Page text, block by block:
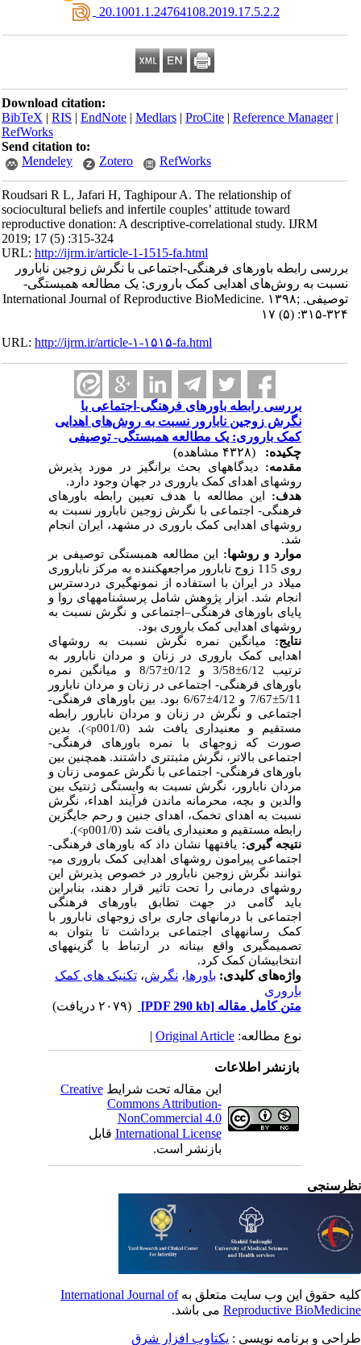
‎ 20.1001.1.24764108.2019.17.5.2.2
Download citation:
BibTeX|RIS|EndNote|Medlars|ProCite|Reference Manager
RefWorks
Send citation to:
Mendeley
Zotero RefWorks
Roudsari R L, Jafari H, Taghipour A. The relationship of
sociocultural beliefs and infertile couples’ attitude toward
reproductive donation: A descriptive-correlational study. IJRM
2019; 17 (5) :315-324
URL:http://ijrm.ir/article-1-1515-fa.html
بررسی رابطه باورهای فرهنگی-اجتماعی با نگرش زوجین نابارور
نسبت به روش‌های اهدایی کمک باروری: یک مطالعه همبستگی-
توصیفی. International Journal of Reproductive BioMedicine. ۱۳۹۸;
۱۷ (۵) :۳۱۵-۳۲۴
URL:http://ijrm.ir/article-۱-۱۵۱۵-fa.html
بررسی رابطه باورهای فرهنگی-اجتماعی با
نگرش زوجین نابارور نسبت به روش‌های اهدایی
کمک باروری: یک مطالعه همبستگی- توصیفی
چکیده:
مقدمه:دیدگاه­های بحث برانگیز در مورد پذیرش
روش­های اهدای کمک باروری در جهان وجود دارد.
هدف:این مطالعه با هدف تعیین رابطه باورهای
فرهنگی- اجتماعی با نگرش زوجین نابارور نسبت به
روش­های اهدایی کمک باروری در مشهد، ایران انجام
شد.
موارد و روش­ها:این مطالعه همبستگی توصیفی بر
روی 115 زوج نابارور مراجعه­کننده به مرکز ناباروری
میلاد در ایران با استفاده از نمونه­گیری دردسترس
انجام شد. ابزار پژوهش شامل پرسشنامه­های روا و
پایای باورهای فرهنگی–اجتماعی و نگرش نسبت به
روش­های اهدایی کمک باروری بود.
نتایج: میانگین نمره نگرش نسبت به روش­های
اهدایی کمک باروری در زنان و مردان نابارور به
ترتیب 6/12±3/58 و 0/12±8/57 و میانگین نمره
باورهای فرهنگی- اجتماعی در زنان و مردان نابارور
5/11±7/67 و 4/12±6/67 بود. بین باورهای فرهنگی-
اجتماعی و نگرش در زنان و مردان نابارور رابطه
مستقیم و معنی­داری یافت شد (001/0
p
<). بدین
صورت که زوج­های با نمره باورهای فرهنگی-
اجتماعی بالاتر، نگرش مثبت­تری داشتند. همچنین بین
باورهای فرهنگی- اجتماعی با نگرش عمومی زنان و
مردان نابارور، نگرش نسبت به وابستگی ژنتیک بین
والدین و بچه، محرمانه ماندن فرآیند اهداء، نگرش
نسبت به اهدای تخمک، اهدای جنین و رحم جایگزین
رابطه مستقیم و معنی­داری یافت شد (001/0
p
<
).
نتیجه­ گیری:یافته­ها نشان داد که باورهای فرهنگی-
اجتماعی پیرامون روش­های اهدایی کمک باروری می­
توانند نگرش زوجین نابارور در خصوص پذیرش این
روش­های درمانی را تحت تاثیر قرار دهند، بنابراین
باید گامی در جهت تطابق باورهای فرهنگی
اجتماعی با درمان­های جاری برای زوج­های نابارور با
کمک رسانه­های اجتماعی برداشت تا بتوان به
تصمیم­گیری واقع بینانه در ارتباط با گزینه­های
انتخابی­شان کمک کرد.
واژه‌های کلیدی:باورها،نگرش،تکنیک های کمک
باروری
متن کامل مقاله[PDF 290 kb]
نوع مطالعه:Original Article
|
بازنشر اطلاعات
این مقاله تحت شرایطCreative
Commons Attribution-
NonCommercial 4.0
International Licenseقابل
بازنشر است.
حقوق این وب سایت متعلق بهInternational Journal of
Reproductiveمی باشد.
و برنامه نویسی : یکتاوب افزار شرق